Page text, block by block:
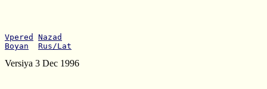
Vpered
Nazad
Boyan
Rus/Lat
Versiya 3 Dec 1996